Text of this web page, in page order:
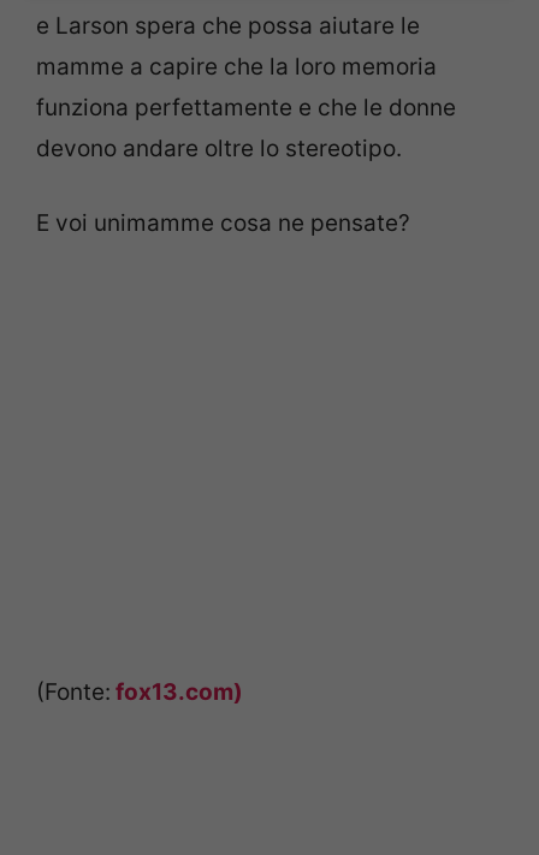
e Larson spera che possa aiutare le
mamme a capire che la loro memoria
funziona perfettamente e che le donne
devono andare oltre lo stereotipo.
E voi unimamme cosa ne pensate?
(Fonte: fox13.com)